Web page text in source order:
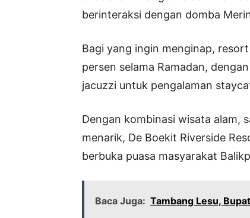
berinteraksi dengan domba
Bagi yang ingin menginap,
persen selama Ramadan,
jacuzzi untuk pengalaman
Dengan kombinasi wisata alam,
menarik, De Boekit Riverside
berbuka puasa masyarakat
Baca Juga: Tambang Lesu,